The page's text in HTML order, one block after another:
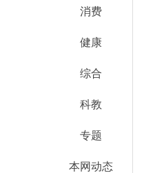
消费
健康
综合
科教
专题
本网动态